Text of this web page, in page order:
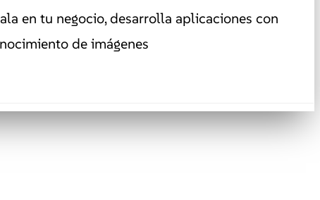
en tu negocio, desarrolla aplicaciones con
de imágenes